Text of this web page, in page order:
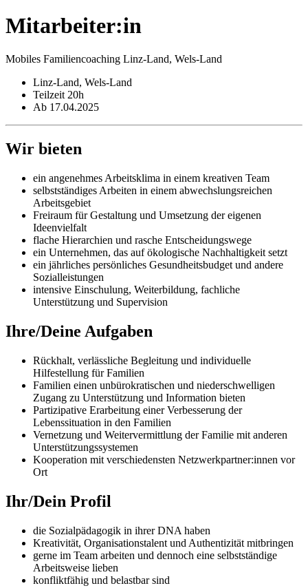
Mitarbeiter:in
Mobiles Familiencoaching Linz-Land, Wels-Land
Linz-Land, Wels-Land
Teilzeit 20h
Ab 17.04.2025
Wir bieten
ein angenehmes Arbeitsklima in einem kreativen Team
selbstständiges Arbeiten in einem abwechslungsreichen
Arbeitsgebiet
Freiraum für Gestaltung und Umsetzung der eigenen
Ideenvielfalt
flache Hierarchien und rasche Entscheidungswege
ein Unternehmen, das auf ökologische Nachhaltigkeit setzt
ein jährliches persönliches Gesundheitsbudget und andere
Sozialleistungen
intensive Einschulung, Weiterbildung, fachliche
Unterstützung und Supervision
Ihre/Deine Aufgaben
Rückhalt, verlässliche Begleitung und individuelle
Hilfestellung für Familien
Familien einen unbürokratischen und niederschwelligen
Zugang zu Unterstützung und Information bieten
Partizipative Erarbeitung einer Verbesserung der
Lebenssituation in den Familien
Vernetzung und Weitervermittlung der Familie mit anderen
Unterstützungssystemen
Kooperation mit verschiedensten Netzwerkpartner:innen vor
Ort
Ihr/Dein Profil
die Sozialpädagogik in ihrer DNA haben
Kreativität, Organisationstalent und Authentizität mitbringen
gerne im Team arbeiten und dennoch eine selbstständige
Arbeitsweise lieben
konfliktfähig und belastbar sind